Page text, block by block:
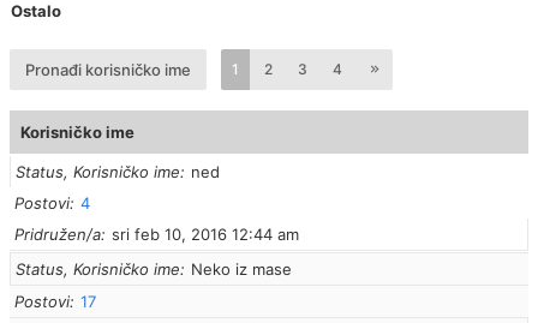
Ostalo
Pronađi korisničko ime 1 2 3 4
Korisničko ime
Status, Korisničko ime
ned
Postovi 4
Pridružen/a sri feb 10, 2016 12:44 am
Status, Korisničko ime
Neko iz mase
Postovi 17